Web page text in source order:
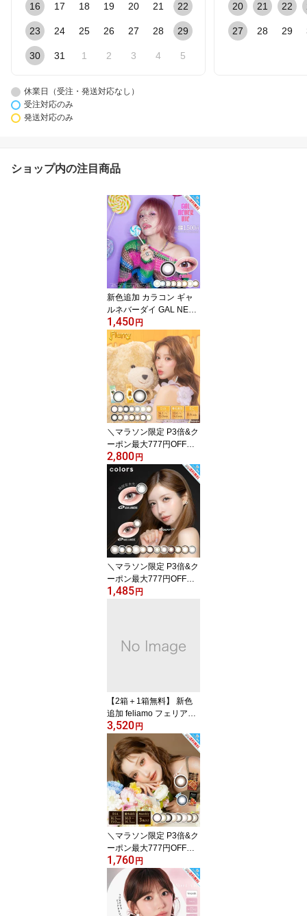
16 17 18 19 20 21 22
23 24 25 26 27 28 29
30 31 1 2 3 4 5
20 21 22
27 28 29
休業日（受注・発送対応なし）
受注対応のみ
発送対応のみ
ショップ内の注目商品
新色追加 カラコン ギャ
ルネバーダイ GAL NEVE
R DIE ちゃんみな ワンデ
ー 【10枚入り×1箱】 度
あり 度なし キャンディ
ホットティー ネバーダイ
レイニーベイビー イエン
チョコレート ビーマイン
1,450円
＼マラソン限定 P3倍&ク
ーポン最大777円OFF
／ 【組み合わせ自由ま
とめ買い10枚入×2箱】カ
ラコン フルーリー ワン
デー 明日花キララ リン
グイエローゴールド 華麗
なキツネ のんびりマンチ
カン 愛されウサギ ぽん
ぽこたぬき 褒められパン
ダ 恋するバンビ わんぱ
くコアラ キマ
2,800円
＼マラソン限定 P3倍&ク
ーポン最大777円OFF
／ カラーズ ワンデー
コン 軸固定 ヌードルミ
エール アッシュルミエー
グレー
1,485円
【2箱＋1箱無料】 新色
追加 feliamo フェリアモ
カラコンワンデー 白石麻
衣 【10枚入り×3箱 選べ
るおまけ付き】 度あり
度なし DIA 14.2mm 14.5
mm シュガーパール メル
ティバター タルトタタン
ウーロンティー サクラム
ース ティ
3,520円
＼マラソン限定 P3倍&ク
ーポン最大777円OFF
／ 新色追加 カラコン
フルーリー マンスリー
明日花キララ 1ヶ月 【3
枚入×1箱】 DIA 14.5mm
ワッフルチェックブラウ
1,760円